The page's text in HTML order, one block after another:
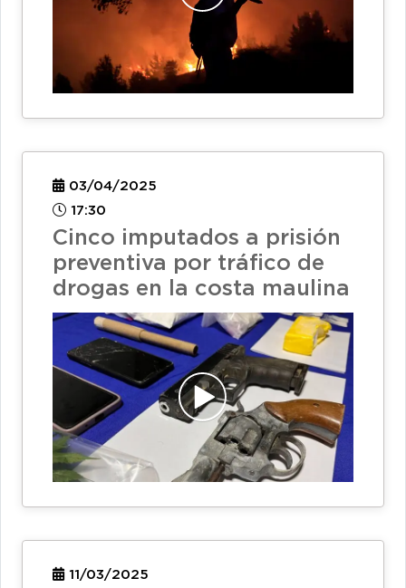
03/04/2025
17:30
Cinco imputados a prisión
preventiva por tráfico de
drogas en la costa maulina
11/03/2025